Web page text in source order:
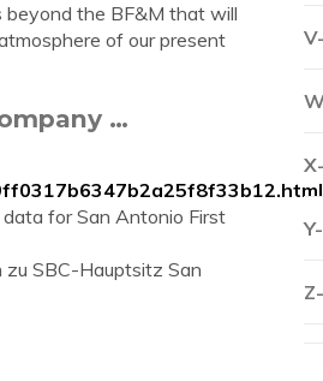
beyond the BF&M that will
of our present
…
for San Antonio First
SBC-Hauptsitz San